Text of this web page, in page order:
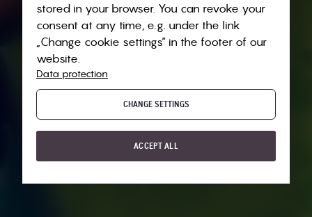
stored in your browser. You can revoke your
consent at any time, e.g. under the link
„Change cookie settings“ in the footer of our
website.
Data protection
CHANGE SETTINGS
ACCEPT ALL